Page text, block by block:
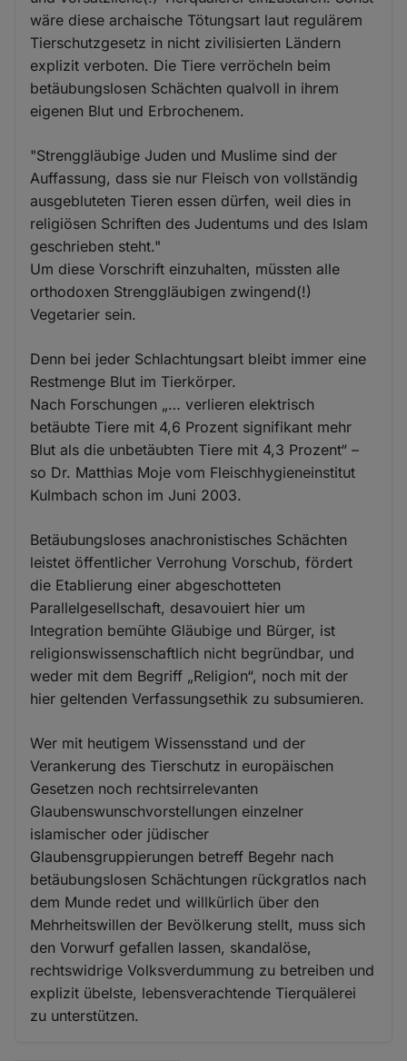
wäre diese archaische Tötungsart laut regulärem
Tierschutzgesetz in nicht zivilisierten Ländern
explizit verboten. Die Tiere verröcheln beim
betäubungslosen Schächten qualvoll in ihrem
eigenen Blut und Erbrochenem.
"Strenggläubige Juden und Muslime sind der
Auffassung, dass sie nur Fleisch von vollständig
ausgebluteten Tieren essen dürfen, weil dies in
religiösen Schriften des Judentums und des Islam
geschrieben steht."
Um diese Vorschrift einzuhalten, müssten alle
orthodoxen Strenggläubigen zwingend(!)
Vegetarier sein.
Denn bei jeder Schlachtungsart bleibt immer eine
Restmenge Blut im Tierkörper.
Nach Forschungen „… verlieren elektrisch
betäubte Tiere mit 4,6 Prozent signifikant mehr
Blut als die unbetäubten Tiere mit 4,3 Prozent“ –
so Dr. Matthias Moje vom Fleischhygieneinstitut
Kulmbach schon im Juni 2003.
Betäubungsloses anachronistisches Schächten
leistet öffentlicher Verrohung Vorschub, fördert
die Etablierung einer abgeschotteten
Parallelgesellschaft, desavouiert hier um
Integration bemühte Gläubige und Bürger, ist
religionswissenschaftlich nicht begründbar, und
weder mit dem Begriff „Religion“, noch mit der
hier geltenden Verfassungsethik zu subsumieren.
Wer mit heutigem Wissensstand und der
Verankerung des Tierschutz in europäischen
Gesetzen noch rechtsirrelevanten
Glaubenswunschvorstellungen einzelner
islamischer oder jüdischer
Glaubensgruppierungen betreff Begehr nach
betäubungslosen Schächtungen rückgratlos nach
dem Munde redet und willkürlich über den
Mehrheitswillen der Bevölkerung stellt, muss sich
den Vorwurf gefallen lassen, skandalöse,
rechtswidrige Volksverdummung zu betreiben und
explizit übelste, lebensverachtende Tierquälerei
zu unterstützen.